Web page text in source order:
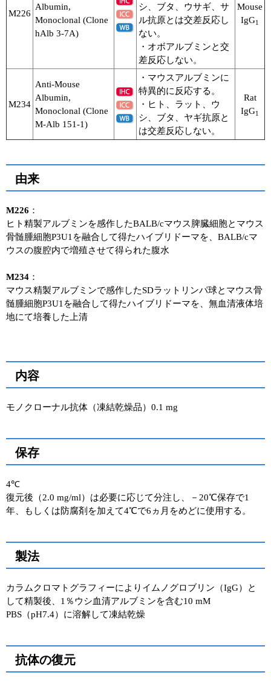
プロトコール集
ユーザーズボイス集
M226
Albumin,
Monoclonal (Clone
hAlb 3-7A)
シ、ブタ、ウサギ、サ
ル抗原とは交差反応し
ない。
・オボアルブミンと交
差反応しない。
Mouse
IgG1
M234
Anti-Mouse
Albumin,
Monoclonal (Clone
M-Alb 151-1)
・マウスアルブミンに
特異的に反応する。
・ヒト、ラット、ウ
シ、ブタ、ヤギ抗原と
は交差反応しない。
Rat
IgG1
由来
M226 ：
ヒト精製アルブミンを感作したBALB/cマウス脾臓細胞とマウス
骨髄腫細胞P3U1を融合して得たハイブリドーマを、BALB/cマ
ウスの腹腔内で増殖させて得られた腹水
M234 ：
マウス精製アルブミンで感作したSDラットリンパ球とマウス骨
髄腫細胞P3U1を融合して得たハイブリドーマを、無血清液体培
地にて培養した上清
内容
モノクローナル抗体（凍結乾燥品）0.1 mg
保存
4℃
復元後（2.0 mg/ml）は必要に応じて分注し、－20℃保存で1
年、もしくは防腐剤を加えて4℃で6ヵ月をめどに使用する。
製法
カラムクロマトグラフィーによりイムノグロブリン（IgG）と
して精製後、1％ウシ血清アルブミンを含む10 mM
PBS（pH7.4）に溶解して凍結乾燥
抗体の復元